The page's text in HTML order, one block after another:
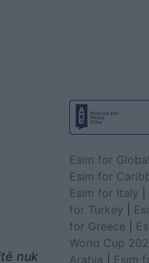
nuk
Esim for Global
Esim for
Esim for Italy
for Turkey
for Greece
World Cup
Arabia
Esim